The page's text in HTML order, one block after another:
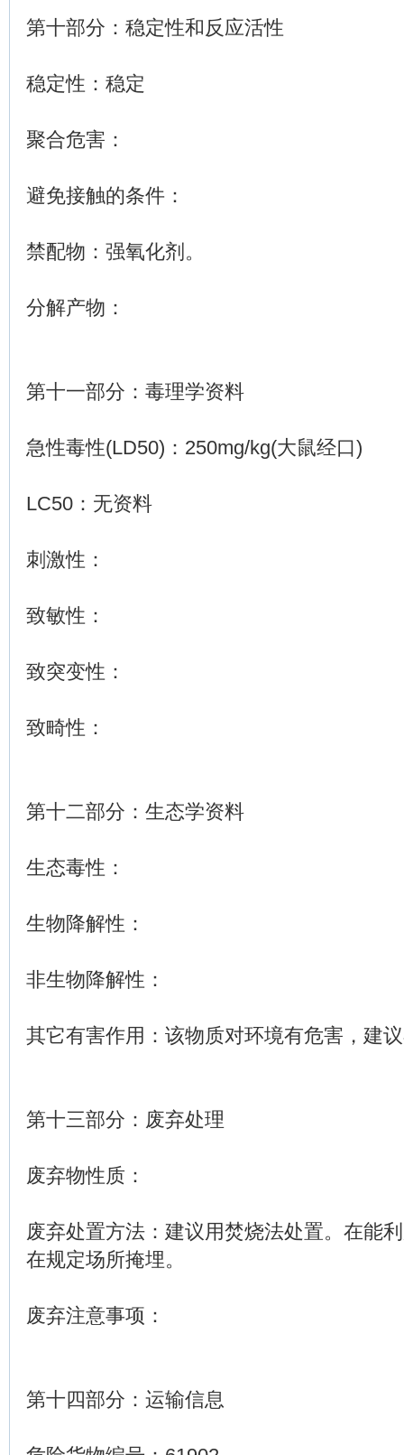
第十部分：稳定性和反应活性
稳定性：稳定
聚合危害：
避免接触的条件：
禁配物：强氧化剂。
分解产物：
第十一部分：毒理学资料
急性毒性(LD50)：250mg/kg(大鼠经口)
LC50：无资料
刺激性：
致敏性：
致突变性：
致畸性：
第十二部分：生态学资料
生态毒性：
生物降解性：
非生物降解性：
其它有害作用：该物质对环境有危害，建
第十三部分：废弃处理
废弃物性质：
废弃处置方法：建议用焚烧法处置。在能
在规定场所掩埋。
废弃注意事项：
第十四部分：运输信息